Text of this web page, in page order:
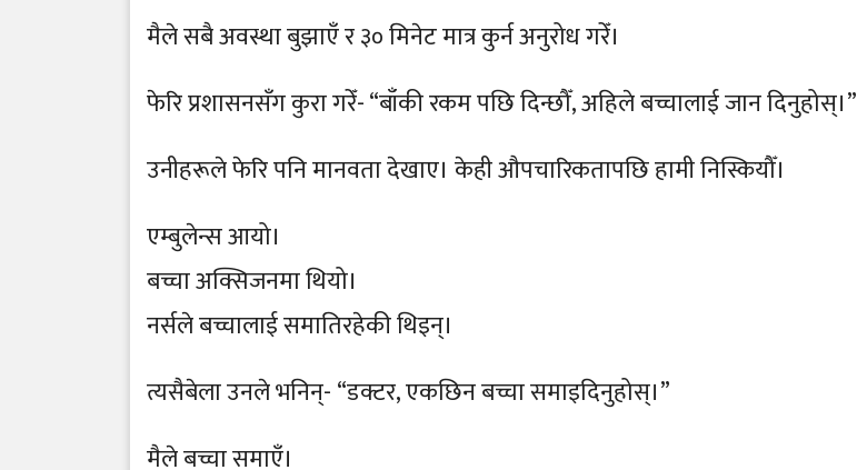
मैले सबै अवस्था बुझाएँ र ३० मिनेट मात्र कुर्न अनुरोध गरेँ।
फेरि प्रशासनसँग कुरा गरेँ- “बाँकी रकम पछि दिन्छौँ, अहिले बच्चालाई जान दिनुहोस्।”
उनीहरूले फेरि पनि मानवता देखाए। केही औपचारिकतापछि हामी निस्कियौँ।
एम्बुलेन्स आयो।
बच्चा अक्सिजनमा थियो।
नर्सले बच्चालाई समातिरहेकी थिइन्।
त्यसैबेला उनले भनिन्- “डक्टर, एकछिन बच्चा समाइदिनुहोस्।”
मैले बच्चा समाएँ।